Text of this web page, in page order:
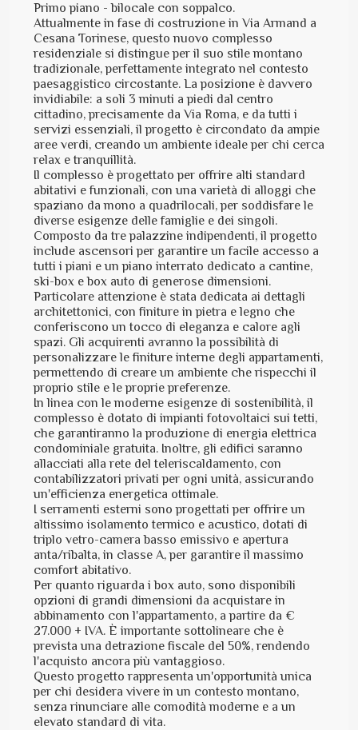
Primo piano - bilocale con soppalco.
Attualmente in fase di costruzione in Via Armand a
Cesana Torinese, questo nuovo complesso
residenziale si distingue per il suo stile montano
tradizionale, perfettamente integrato nel contesto
paesaggistico circostante. La posizione è davvero
invidiabile: a soli 3 minuti a piedi dal centro
cittadino, precisamente da Via Roma, e da tutti i
servizi essenziali, il progetto è circondato da ampie
aree verdi, creando un ambiente ideale per chi cerca
relax e tranquillità.
Il complesso è progettato per offrire alti standard
abitativi e funzionali, con una varietà di alloggi che
spaziano da mono a quadrilocali, per soddisfare le
diverse esigenze delle famiglie e dei singoli.
Composto da tre palazzine indipendenti, il progetto
include ascensori per garantire un facile accesso a
tutti i piani e un piano interrato dedicato a cantine,
ski-box e box auto di generose dimensioni.
Particolare attenzione è stata dedicata ai dettagli
architettonici, con finiture in pietra e legno che
conferiscono un tocco di eleganza e calore agli
spazi. Gli acquirenti avranno la possibilità di
personalizzare le finiture interne degli appartamenti,
permettendo di creare un ambiente che rispecchi il
proprio stile e le proprie preferenze.
In linea con le moderne esigenze di sostenibilità, il
complesso è dotato di impianti fotovoltaici sui tetti,
che garantiranno la produzione di energia elettrica
condominiale gratuita. Inoltre, gli edifici saranno
allacciati alla rete del teleriscaldamento, con
contabilizzatori privati per ogni unità, assicurando
un'efficienza energetica ottimale.
I serramenti esterni sono progettati per offrire un
altissimo isolamento termico e acustico, dotati di
triplo vetro-camera basso emissivo e apertura
anta/ribalta, in classe A, per garantire il massimo
comfort abitativo.
Per quanto riguarda i box auto, sono disponibili
opzioni di grandi dimensioni da acquistare in
abbinamento con l'appartamento, a partire da €
27.000 + IVA. È importante sottolineare che è
prevista una detrazione fiscale del 50%, rendendo
l'acquisto ancora più vantaggioso.
Questo progetto rappresenta un'opportunità unica
per chi desidera vivere in un contesto montano,
senza rinunciare alle comodità moderne e a un
elevato standard di vita.